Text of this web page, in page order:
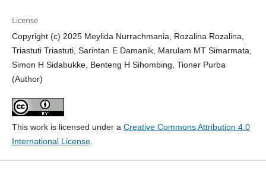
License
Copyright (c) 2025 Meylida Nurrachmania, Rozalina Rozalina,
Triastuti Triastuti, Sarintan E Damanik, Marulam MT Simarmata,
Simon H Sidabukke, Benteng H Sihombing, Tioner Purba
(Author)
This work is licensed under a Creative Commons Attribution 4.0
International License.